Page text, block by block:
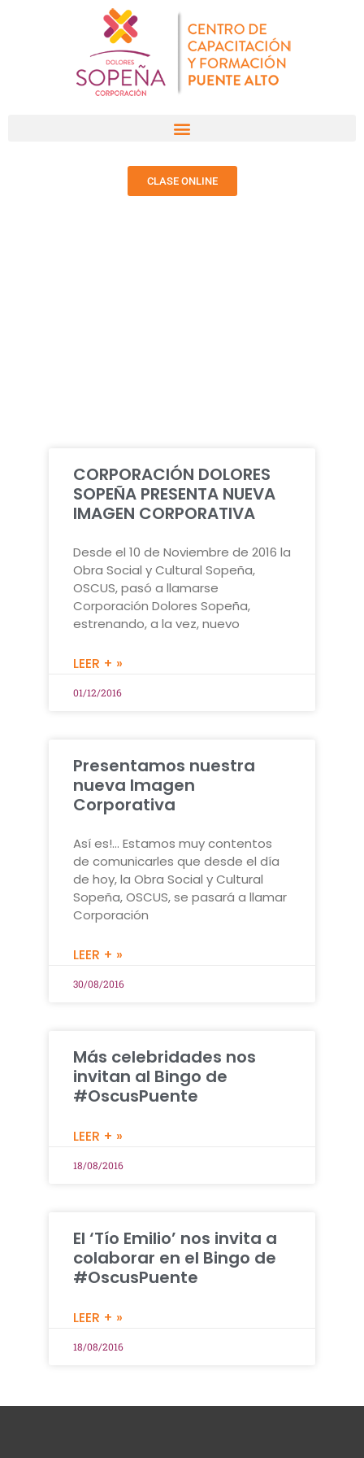
CLASE ONLINE
CORPORACIÓN DOLORES
SOPEÑA PRESENTA NUEVA
IMAGEN CORPORATIVA
Desde el 10 de Noviembre de 2016 la
Obra Social y Cultural Sopeña,
OSCUS, pasó a llamarse
Corporación Dolores Sopeña,
estrenando, a la vez, nuevo
LEER + »
01/12/2016
Presentamos nuestra
nueva Imagen
Corporativa
Así es!… Estamos muy contentos
de comunicarles que desde el día
de hoy, la Obra Social y Cultural
Sopeña, OSCUS, se pasará a llamar
Corporación
LEER + »
30/08/2016
Más celebridades nos
invitan al Bingo de
#OscusPuente
LEER + »
18/08/2016
El ‘Tío Emilio’ nos invita a
colaborar en el Bingo de
#OscusPuente
LEER + »
18/08/2016